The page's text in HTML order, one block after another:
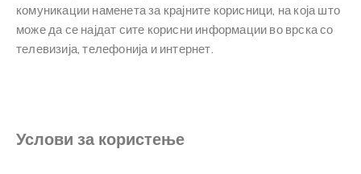
комуникации наменета за крајните корисници, на која што
може да се најдат сите корисни информации во врска со
телевизија, телефонија и интернет.
Услови за користење